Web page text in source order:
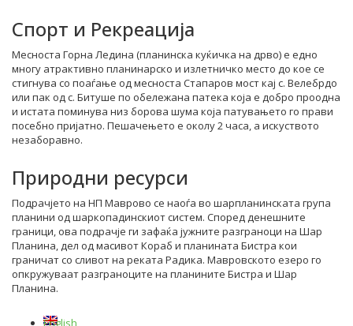
Спорт и Рекреација
Месноста Горна Ледина (планинска куќичка на дрво) е едно
многу атрактивно планинарско и излетничко место до кое се
стигнува со поаѓање од месноста Стапаров мост кај с. Велебрдо
или пак од с. Битуше по обележана патека која е добро проодна
и истата поминува низ борова шума која патувањето го прави
посебно пријатно. Пешачењето е околу 2 часа, а искуството
незаборавно.
Природни ресурси
Подрачјето на НП Маврово се наоѓа во шарпланинската група
планини од шаркопадинскиот систем. Според денешните
граници, ова подрачје ги зафаќа јужните разграноци на Шар
Планина, дел од масивот Кораб и планината Бистра кои
граничат со сливот на реката Радика. Мавровското езеро го
опкружуваат разграноците на планините Бистра и Шар
Планина.
English